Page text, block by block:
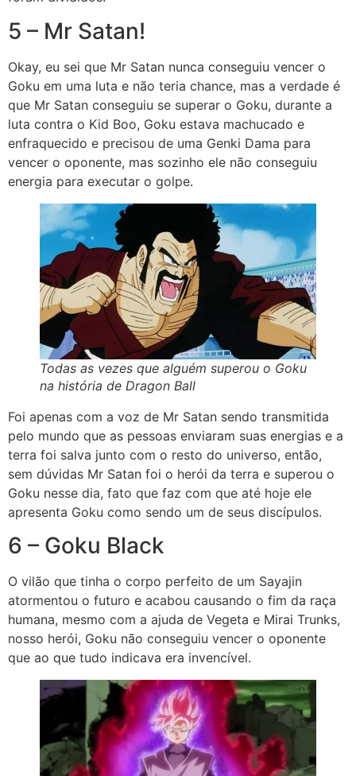
5 – Mr Satan!
Okay, eu sei que Mr Satan nunca conseguiu vencer o
Goku em uma luta e não teria chance, mas a verdade é
que Mr Satan conseguiu se superar o Goku, durante a
luta contra o Kid Boo, Goku estava machucado e
enfraquecido e precisou de uma Genki Dama para
vencer o oponente, mas sozinho ele não conseguiu
energia para executar o golpe.
Todas as vezes que alguém superou o Goku
na história de Dragon Ball
Foi apenas com a voz de Mr Satan sendo transmitida
pelo mundo que as pessoas enviaram suas energias e a
terra foi salva junto com o resto do universo, então,
sem dúvidas Mr Satan foi o herói da terra e superou o
Goku nesse dia, fato que faz com que até hoje ele
apresenta Goku como sendo um de seus discípulos.
6 – Goku Black
O vilão que tinha o corpo perfeito de um Sayajin
atormentou o futuro e acabou causando o fim da raça
humana, mesmo com a ajuda de Vegeta e Mirai Trunks,
nosso herói, Goku não conseguiu vencer o oponente
que ao que tudo indicava era invencível.